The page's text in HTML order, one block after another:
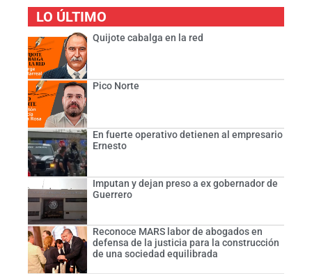
LO ÚLTIMO
Quijote cabalga en la red
Pico Norte
En fuerte operativo detienen al empresario
Ernesto
Imputan y dejan preso a ex gobernador de
Guerrero
Reconoce MARS labor de abogados en
defensa de la justicia para la construcción
de una sociedad equilibrada